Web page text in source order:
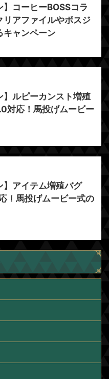
】コーヒーBOSSコラ
リアファイルやボスジ
キャンペーン
】ルピーカンスト増殖
対応！馬投げムービー
】アイテム増殖バグ
！馬投げムービー式の